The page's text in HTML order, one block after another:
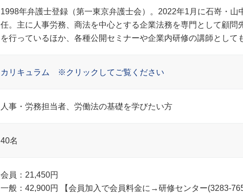
1998年弁護士登録（第一東京弁護士会）。2022年1月に石嵜・山
任。主に人事労務、商法を中心とする企業法務を専門として顧問
を行っているほか、各種公開セミナーや企業内研修の講師として
カリキュラム ※クリックしてご覧ください
人事・労務担当者、労働法の基礎を学びたい方
40名
会員：21,450円
一般：42,900円 【会員加入で会員料金に→研修センター(3283-